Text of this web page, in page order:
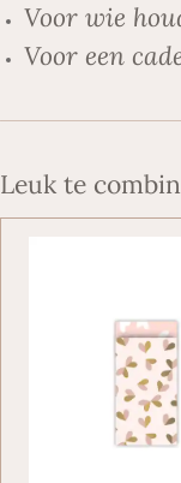
Voor wie
Voor een
Leuk te